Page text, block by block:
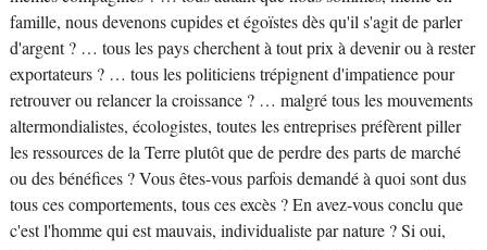
famille, nous devenons cupides et égoïstes dès qu'il s'agit de parler
d'argent ? … tous les pays cherchent à tout prix à devenir ou à rester
exportateurs ? … tous les politiciens trépignent d'impatience pour
retrouver ou relancer la croissance ? … malgré tous les mouvements
altermondialistes, écologistes, toutes les entreprises préfèrent piller
les ressources de la Terre plutôt que de perdre des parts de marché
ou des bénéfices ? Vous êtes-vous parfois demandé à quoi sont dus
tous ces comportements, tous ces excès ? En avez-vous conclu que
c'est l'homme qui est mauvais, individualiste par nature ? Si oui,